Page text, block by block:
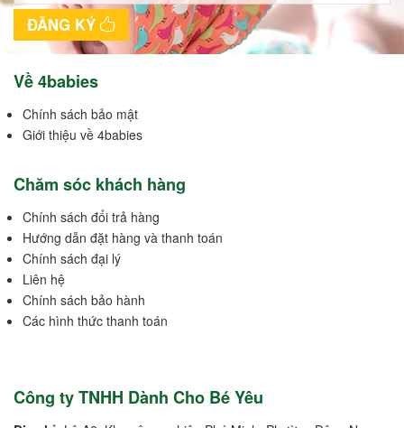
ĐĂNG KÝ
Về 4babies
Chính sách bảo mật
Giới thiệu về 4babies
Chăm sóc khách hàng
Chính sách đổi trả hàng
Hướng dẫn đặt hàng và thanh toán
Chính sách đại lý
Liên hệ
Chính sách bảo hành
Các hình thức thanh toán
Công ty TNHH Dành Cho Bé Yêu